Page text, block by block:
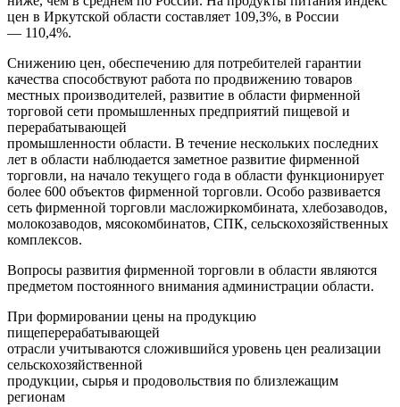
цен в Иркутской области составляет 109,3%, в России
— 110,4%.
Снижению цен, обеспечению для потребителей гарантии
качества способствуют работа по продвижению товаров
местных производителей, развитие в области фирменной
торговой сети промышленных предприятий пищевой и
перерабатывающей
промышленности области. В течение нескольких последних
лет в области наблюдается заметное развитие фирменной
торговли, на начало текущего года в области функционирует
более 600 объектов фирменной торговли. Особо развивается
сеть фирменной торговли масложиркомбината, хлебозаводов,
молокозаводов, мясокомбинатов, СПК, сельскохозяйственных
комплексов.
Вопросы развития фирменной торговли в области являются
предметом постоянного внимания администрации области.
При формировании цены на продукцию
пищеперерабатывающей
отрасли учитываются сложившийся уровень цен реализации
сельскохозяйственной
продукции, сырья и продовольствия по близлежащим
регионам